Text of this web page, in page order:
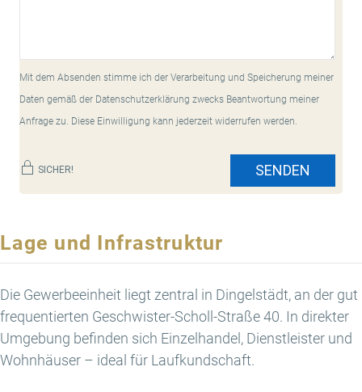
Mit dem Absenden stimme ich der Verarbeitung und Speicherung meiner
Daten gemäß der Datenschutzerklärung zwecks Beantwortung meiner
Anfrage zu. Diese Einwilligung kann jederzeit widerrufen werden.
SICHER! SENDEN
Lage und Infrastruktur
Die Gewerbeeinheit liegt zentral in Dingelstädt, an der gut
frequentierten Geschwister-Scholl-Straße 40. In direkter
Umgebung befinden sich Einzelhandel, Dienstleister und
Wohnhäuser – ideal für Laufkundschaft.